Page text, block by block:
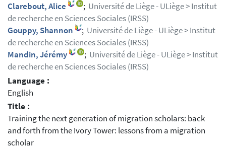
Clarebout, Alice
; Université de Liège - ULiège > Institut
de recherche en Sciences Sociales (IRSS)
Gouppy, Shannon
; Université de Liège - ULiège > Institut
de recherche en Sciences Sociales (IRSS)
Mandin, Jérémy
; Université de Liège - ULiège > Institut
de recherche en Sciences Sociales (IRSS)
Language :
English
Title :
Training the next generation of migration scholars: back
and forth from the Ivory Tower: lessons from a migration
scholar